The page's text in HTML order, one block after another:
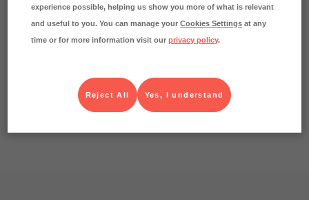
Varje kilo av varan påverkar klimatet motsvarande
utsläppen av 6 kg koldioxid.
experience possible, helping us show you more of what is relevant
and useful to you. You can manage yourCookies Settings at any
time or for more information visit ourprivacy policy.
Yes, I understand
Reject All